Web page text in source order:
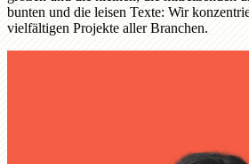
bunten und die leisen Texte: Wir
vielfältigen Projekte aller Branchen.